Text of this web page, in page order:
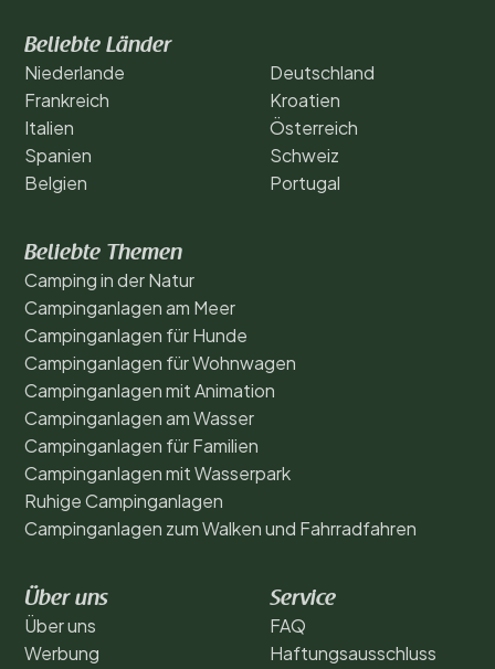
Beliebte Länder
Niederlande
Frankreich
Italien
Spanien
Belgien
Deutschland
Kroatien
Österreich
Schweiz
Portugal
Beliebte Themen
Camping in der Natur
Campinganlagen am Meer
Campinganlagen für Hunde
Campinganlagen für Wohnwagen
Campinganlagen mit Animation
Campinganlagen am Wasser
Campinganlagen für Familien
Campinganlagen mit Wasserpark
Ruhige Campinganlagen
Campinganlagen zum Walken und Fahrradfahren
Über uns
Über uns
Werbung
Service
FAQ
Haftungsausschluss